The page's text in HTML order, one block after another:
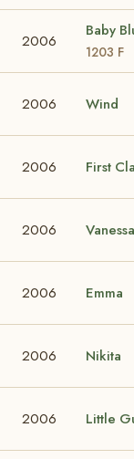
2006
Baby
1203 F
2006 Wind
2006 First
2006 Vanessa
2006 Emma
2006 Nikita
2006 Little